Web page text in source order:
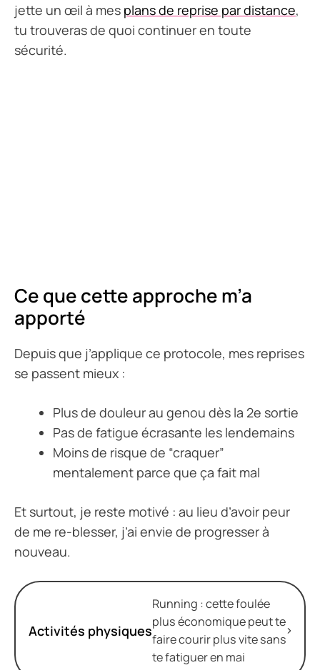
jette un œil à mes plans de reprise par distance,
tu trouveras de quoi continuer en toute
sécurité.
Ce que cette approche m’a
apporté
Depuis que j’applique ce protocole, mes reprises
se passent mieux :
Plus de douleur au genou dès la 2e sortie
Pas de fatigue écrasante les lendemains
Moins de risque de “craquer”
mentalement parce que ça fait mal
Et surtout, je reste motivé : au lieu d’avoir peur
de me re-blesser, j’ai envie de progresser à
nouveau.
Activités physiques
Running : cette foulée
plus économique peut te
faire courir plus vite sans
te fatiguer en mai